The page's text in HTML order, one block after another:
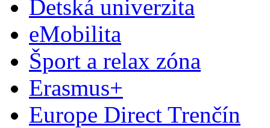
Detská univerzita
eMobilita
Šport a relax zóna
Erasmus+
Europe Direct Trenčín